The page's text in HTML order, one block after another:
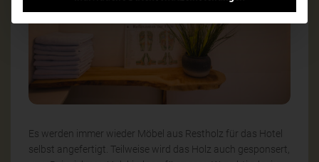
Es werden immer wieder Möbel aus Restholz für das Hotel
selbst angefertigt. Teilweise wird das Holz auch gesponsert,